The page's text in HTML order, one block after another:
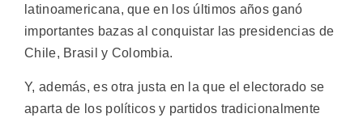
latinoamericana, que en los últimos años ganó
importantes bazas al conquistar las presidencias de
Chile, Brasil y Colombia.
Y, además, es otra justa en la que el electorado se
aparta de los políticos y partidos tradicionalmente